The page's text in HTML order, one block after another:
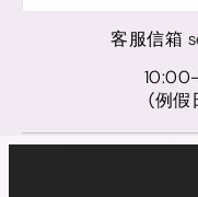
客服信箱
(例假
© D+AF. 2024 晨希